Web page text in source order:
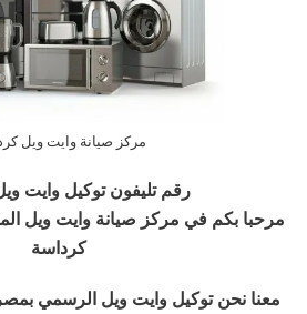
مركز صيانة وايت ويل
رقم تليفون توكيل وايت
مرحبا بكم في مركز صيانة وايت ويل
كرداسة
معنا نحن توكيل وايت ويل الرسمي